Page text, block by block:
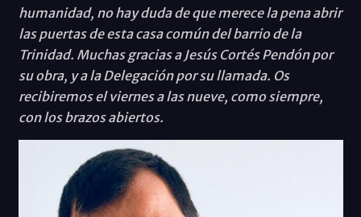
humanidad, no hay duda de que merece la pena abrir
las puertas de esta casa común del barrio de la
Trinidad. Muchas gracias a Jesús Cortés Pendón por
su obra, y a la Delegación por su llamada. Os
recibiremos el viernes a las nueve, como siempre,
con los brazos abiertos.